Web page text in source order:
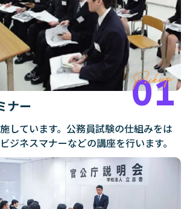
ナー
しています。公務員試験の仕組みをは
ジネスマナーなどの講座を行います。